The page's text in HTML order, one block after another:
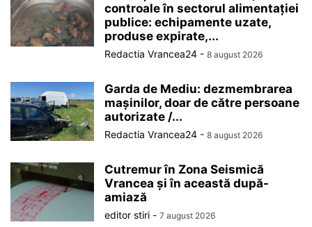
controale în sectorul alimentației
publice: echipamente uzate,
produse expirate,...
Redactia Vrancea24 - 8 august 2026
Garda de Mediu: dezmembrarea
mașinilor, doar de către persoane
autorizate /...
Redactia Vrancea24 - 8 august 2026
Cutremur în Zona Seismică
Vrancea și în această după-
amiază
editor stiri - 7 august 2026